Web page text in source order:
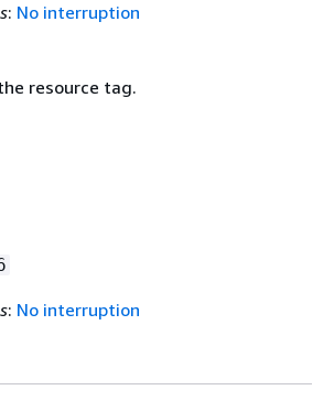
: No interruption
resource tag.
: No interruption